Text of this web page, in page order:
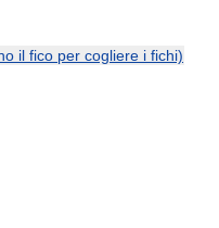
il fico per cogliere i fichi)